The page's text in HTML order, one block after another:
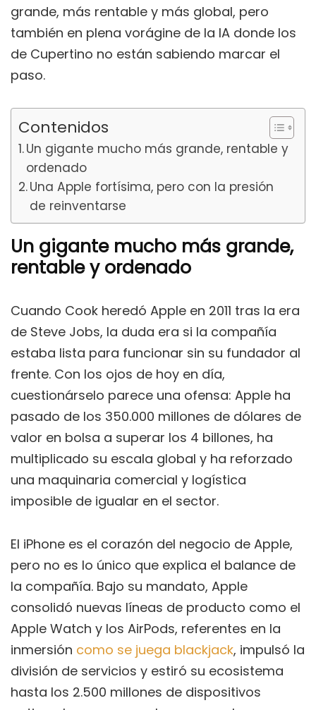
grande, más rentable y más global, pero
también en plena vorágine de la IA donde los
de Cupertino no están sabiendo marcar el
paso.
Contenidos
Un gigante mucho más grande, rentable y
ordenado
Una Apple fortísima, pero con la presión
de reinventarse
Un gigante mucho más grande,
rentable y ordenado
Cuando Cook heredó Apple en 2011 tras la era
de Steve Jobs, la duda era si la compañía
estaba lista para funcionar sin su fundador al
frente. Con los ojos de hoy en día,
cuestionárselo parece una ofensa: Apple ha
pasado de los 350.000 millones de dólares de
valor en bolsa a superar los 4 billones, ha
multiplicado su escala global y ha reforzado
una maquinaria comercial y logística
imposible de igualar en el sector.
El iPhone es el corazón del negocio de Apple,
pero no es lo único que explica el balance de
la compañía. Bajo su mandato, Apple
consolidó nuevas líneas de producto como el
Apple Watch y los AirPods, referentes en la
inmersión como se juega blackjack, impulsó la
división de servicios y estiró su ecosistema
hasta los 2.500 millones de dispositivos